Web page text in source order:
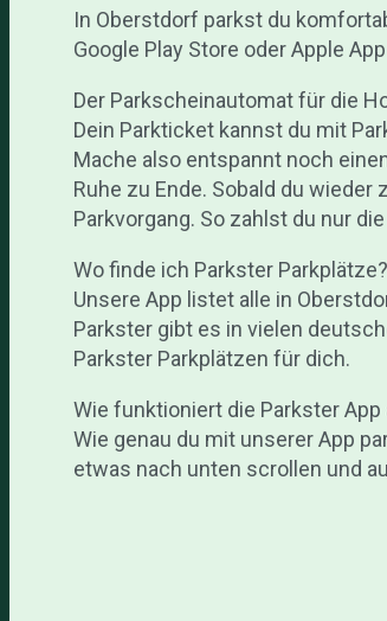
In Oberstdorf parkst du
Google Play Store oder Apple
Der Parkscheinautomat für die
Dein Parkticket kannst du mit
Mache also entspannt noch
Ruhe zu Ende. Sobald du
Parkvorgang. So zahlst du nur
Wo finde ich Parkster Parkplätze?
Unsere App listet alle in
Parkster gibt es in vielen
Parkster Parkplätzen für dich.
Wie funktioniert die Parkster
Wie genau du mit unserer App
etwas nach unten scrollen und